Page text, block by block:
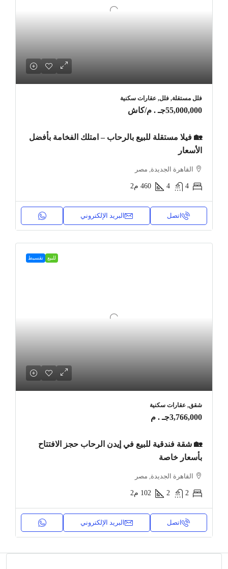
فلل مستقلة, فلل, عقارات سكنية
55,000,000جـ . م /كاش
🏡 فيلا مستقلة للبيع بالرحاب – امتلك الفخامة بأفضل
الأسعار
القاهرة الجديدة, مصر
4
4
460 م2
اتصل البريد الإلكتروني
للبيع تقسيط
شقق, عقارات سكنية
3,766,000جـ . م
🏡 شقة فندقية للبيع في إيدن الرحاب حجز الافتتاح
بأسعار خاصة
القاهرة الجديدة, مصر
2
2
102 م2
اتصل البريد الإلكتروني